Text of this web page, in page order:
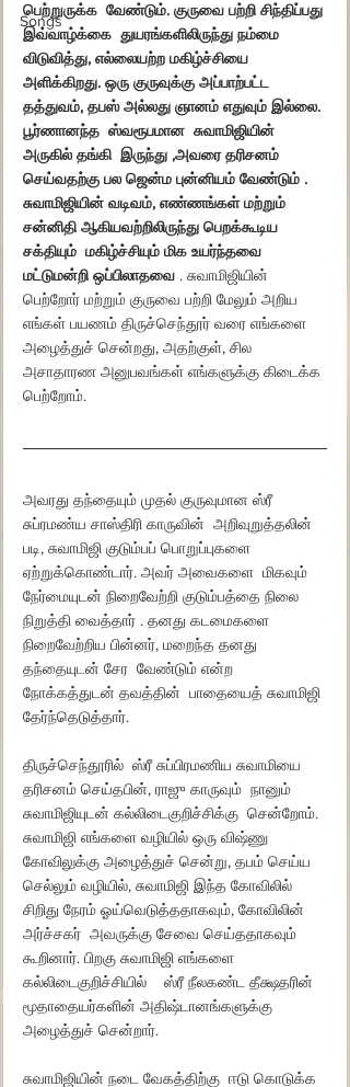
Songs
பெற்றுருக்க  வேண்டும். குருவை பற்றி சிந்திப்பது
இவ்வாழ்க்கை  துயரங்களிலிருந்து நம்மை
விடுவித்து, எல்லையற்ற மகிழ்ச்சியை
அளிக்கிறது. ஒரு குருவுக்கு அப்பாற்பட்ட
தத்துவம், தபஸ் அல்லது ஞானம் எதுவும் இல்லை.
பூர்ணானந்த  ஸ்வரூபமான  சுவாமிஜியின்
அருகில் தங்கி  இருந்து ,அவரை தரிசனம்
செய்வதற்கு பல ஜென்ம புன்னியம் வேண்டும் .
சுவாமிஜியின் வடிவம், எண்ணங்கள் மற்றும்
சன்னிதி ஆகியவற்றிலிருந்து பெறக்கூடிய
சக்தியும்  மகிழ்ச்சியும் மிக உயர்ந்தவை
மட்டுமன்றி ஒப்பிலாதவை . சுவாமிஜியின்
பெற்றோர் மற்றும் குருவை பற்றி மேலும் அறிய
எங்கள் பயணம் திருச்செந்தூர் வரை எங்களை
அழைத்துச் சென்றது, அதற்குள், சில
அசாதாரண அனுபவங்கள் எங்களுக்கு கிடைக்க
பெற்றோம்.
அவரது தந்தையும் முதல் குருவுமான ஸ்ரீ
சுப்ரமண்ய சாஸ்திரி காருவின்  அறிவுறுத்தலின்
படி, சுவாமிஜி குடும்பப் பொறுப்புகளை
ஏற்றுக்கொண்டார். அவர் அவைகளை  மிகவும்
நேர்மையுடன் நிறைவேற்றி குடும்பத்தை நிலை
நிறுத்தி வைத்தார் . தனது கடமைகளை
நிறைவேற்றிய பின்னர், மறைந்த தனது
தந்தையுடன் சேர  வேண்டும் என்ற
நோக்கத்துடன் தவத்தின்  பாதையைத் சுவாமிஜி
தேர்ந்தெடுத்தார்.
திருச்செந்தூரில்  ஸ்ரீ சுப்பிரமணிய சுவாமியை
தரிசனம் செய்தபின், ராஜு காருவும்  நானும்
சுவாமிஜியுடன் கல்லிடைகுறிச்சிக்கு  சென்றோம்.
சுவாமிஜி எங்களை வழியில் ஒரு விஷ்ணு
கோவிலுக்கு அழைத்துச் சென்று, தபம் செய்ய
செல்லும் வழியில், சுவாமிஜி இந்த கோவிலில்
சிறிது நேரம் ஓய்வெடுத்ததாகவும், கோவிலின்
அர்ச்சகர்  அவருக்கு சேவை செய்ததாகவும்
கூறினார். பிறகு சுவாமிஜி எங்களை
கல்லிடைகுறிச்சியில்    ஸ்ரீ நீலகண்ட தீக்ஷதரின்
மூதாதையர்களின் அதிஷ்டானங்களுக்கு
அழைத்துச் சென்றார்.
சுவாமிஜியின் நடை வேகத்திற்கு  ஈடு கொடுக்க